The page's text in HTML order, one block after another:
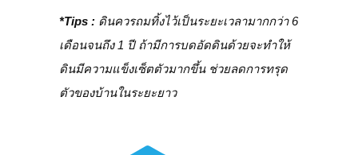
*Tips : ดินควรถมทิ้งไว้เป็นระยะเวลามากกว่า 6
เดือนจนถึง 1 ปี ถ้ามีการบดอัดดินด้วยจะทำให้
ดินมีความแข็งเซ็ตตัวมากขึ้น ช่วยลดการทรุด
ตัวของบ้านในระยะยาว